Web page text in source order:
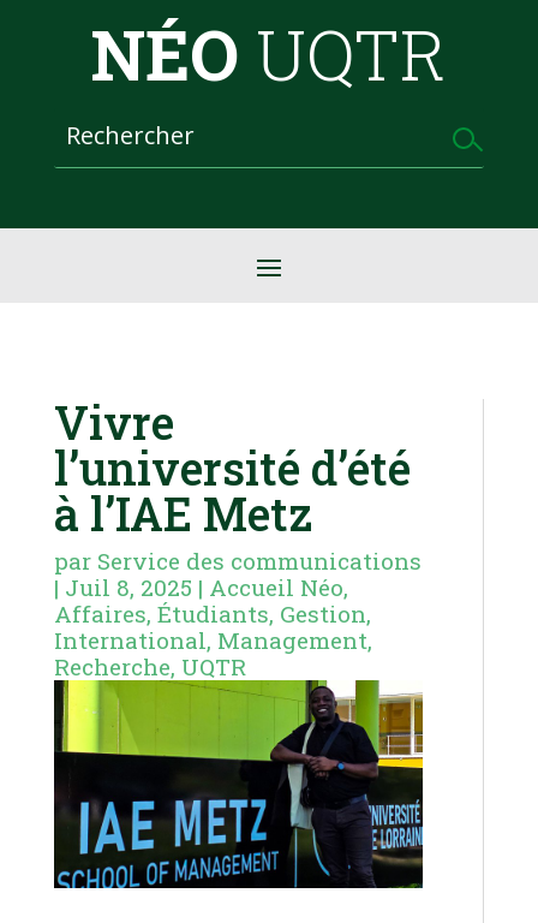
NÉO UQTR
Vivre
l’université d’été
à l’IAE Metz
par Service des communications
| Juil 8, 2025 | Accueil Néo,
Affaires, Étudiants, Gestion,
International, Management,
Recherche, UQTR